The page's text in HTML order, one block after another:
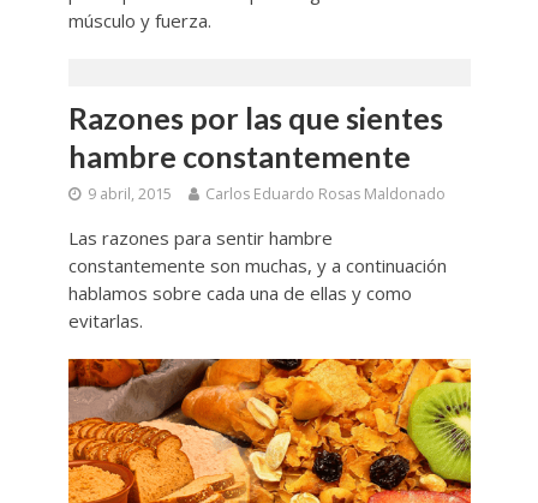
músculo y fuerza.
Razones por las que sientes
hambre constantemente
9 abril, 2015 Carlos Eduardo Rosas Maldonado
Las razones para sentir hambre
constantemente son muchas, y a continuación
hablamos sobre cada una de ellas y como
evitarlas.